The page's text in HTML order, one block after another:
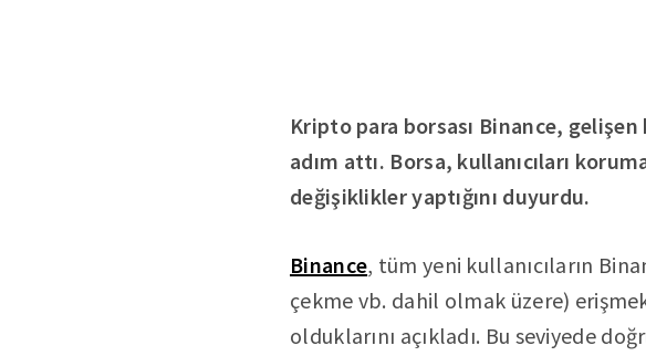
Kripto para borsası Binance,
adım attı. Borsa, kullanıcıları
değişiklikler yaptığını duyurdu.
Binance, tüm yeni kullanıcıların
çekme vb. dahil olmak üzere)
olduklarını açıkladı. Bu seviyede